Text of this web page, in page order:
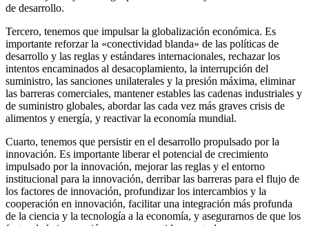
de desarrollo.
Tercero, tenemos que impulsar la globalización económica. Es
importante reforzar la «conectividad blanda» de las políticas de
desarrollo y las reglas y estándares internacionales, rechazar los
intentos encaminados al desacoplamiento, la interrupción del
suministro, las sanciones unilaterales y la presión máxima, eliminar
las barreras comerciales, mantener estables las cadenas industriales y
de suministro globales, abordar las cada vez más graves crisis de
alimentos y energía, y reactivar la economía mundial.
Cuarto, tenemos que persistir en el desarrollo propulsado por la
innovación. Es importante liberar el potencial de crecimiento
impulsado por la innovación, mejorar las reglas y el entorno
institucional para la innovación, derribar las barreras para el flujo de
los factores de innovación, profundizar los intercambios y la
cooperación en innovación, facilitar una integración más profunda
de la ciencia y la tecnología a la economía, y asegurarnos de que los